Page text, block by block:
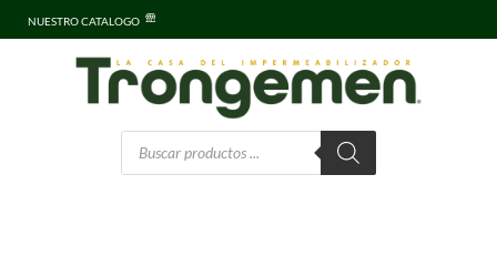
NUESTRO CATALOGO